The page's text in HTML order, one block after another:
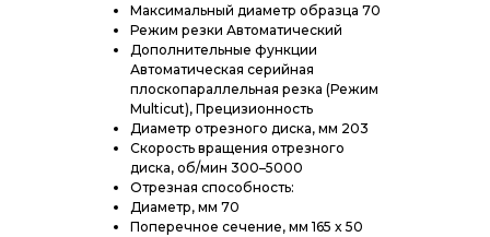
Максимальный диаметр образца 70
Режим резки Автоматический
Дополнительные функции
Автоматическая серийная
плоскопараллельная резка (Режим
Multicut), Прецизионность
Диаметр отрезного диска, мм 203
Скорость вращения отрезного
диска, об/мин 300–5000
Отрезная способность:
Диаметр, мм 70
Поперечное сечение, мм 165 x 50